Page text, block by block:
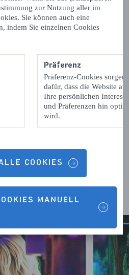
zur Nutzung aller im
Sie können auch eine
indem Sie einzelnen Cookies
Präferenz
Präferenz-Cookies sorgen
dafür, dass die Website auf
Ihre persönlichen
und Präferenzen hin
wird.
COOKIES
MANUELL
wie im Flug vergehen. Zum
Elefanten, Tigern und Affen
Minigolfplatz beiGlowgolf
sich in einen der Zeeland-
bei einer Runde Lasergame
Spaß am Spiel!
Spiele